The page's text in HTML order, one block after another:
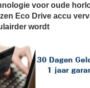
voor oude
Eco Drive accu
wordt